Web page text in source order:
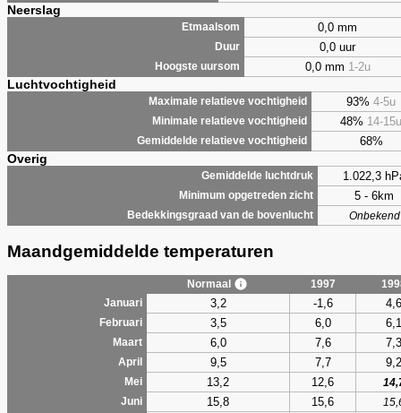
Neerslag
Etmaalsom 0,0 mm
Duur 0,0 uur
Hoogste uursom 0,0 mm 1-2u
Luchtvochtigheid
Maximale relatieve vochtigheid 93% 4-5u
Minimale relatieve vochtigheid 48% 14-15u
Gemiddelde relatieve vochtigheid 68%
Overig
Gemiddelde luchtdruk 1.022,3
Minimum opgetreden zicht 5 - 6km
Bedekkingsgraad van de bovenlucht Onbekend
Maandgemiddelde temperaturen
Normaal 1997
Januari
3,2 -1,6 4,6
Februari 3,5 6,0 6,1
Maart 6,0 7,6 7,3
April 9,5 7,7 9,2
Mei 13,2 12,6
Juni
15,8 15,6